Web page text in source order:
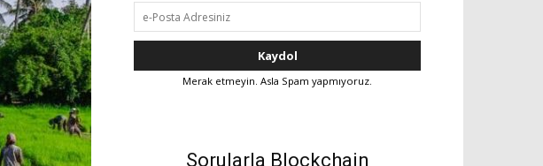
Merak etmeyin. Asla Spam yapmıyoruz.
Sorularla Blockchain